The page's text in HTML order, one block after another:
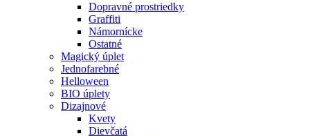
Dopravné prostriedky
Graffiti
Námornícke
Ostatné
Magický úplet
Jednofarebné
Helloween
BIO úplety
Dizajnové
Kvety
Dievčatá